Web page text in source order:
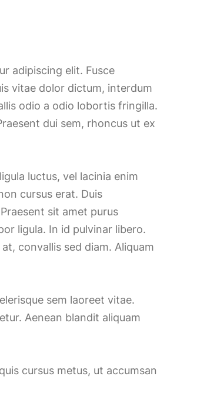
adipiscing elit. Fusce
vitae dolor dictum, interdum
odio a odio lobortis fringilla.
dui sem, rhoncus ut ex
luctus, vel lacinia enim
cursus erat. Duis
sit amet purus
ligula. In id pulvinar libero.
convallis sed diam. Aliquam
sem laoreet vitae.
Aenean blandit aliquam
cursus metus, ut accumsan